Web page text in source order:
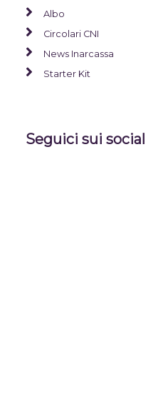
Albo
Circolari CNI
News Inarcassa
Starter Kit
Seguici sui social